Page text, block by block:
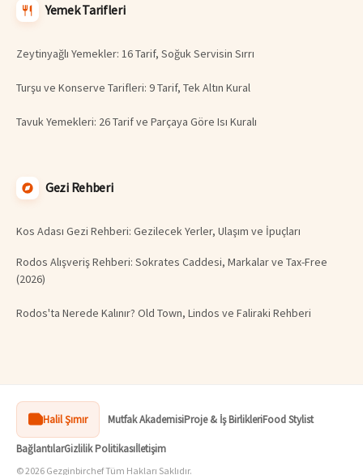
Yemek Tarifleri
Zeytinyağlı Yemekler: 16 Tarif, Soğuk Servisin Sırrı
Turşu ve Konserve Tarifleri: 9 Tarif, Tek Altın Kural
Tavuk Yemekleri: 26 Tarif ve Parçaya Göre Isı Kuralı
Gezi Rehberi
Kos Adası Gezi Rehberi: Gezilecek Yerler, Ulaşım ve İpuçları
Rodos Alışveriş Rehberi: Sokrates Caddesi, Markalar ve Tax-Free
(2026)
Rodos'ta Nerede Kalınır? Old Town, Lindos ve Faliraki Rehberi
Halil Şımır Mutfak AkademisiProje & İş BirlikleriFood Stylist
BağlantılarGizlilik Politikasıİletişim
© 2026 Gezginbirchef Tüm Hakları Saklıdır.